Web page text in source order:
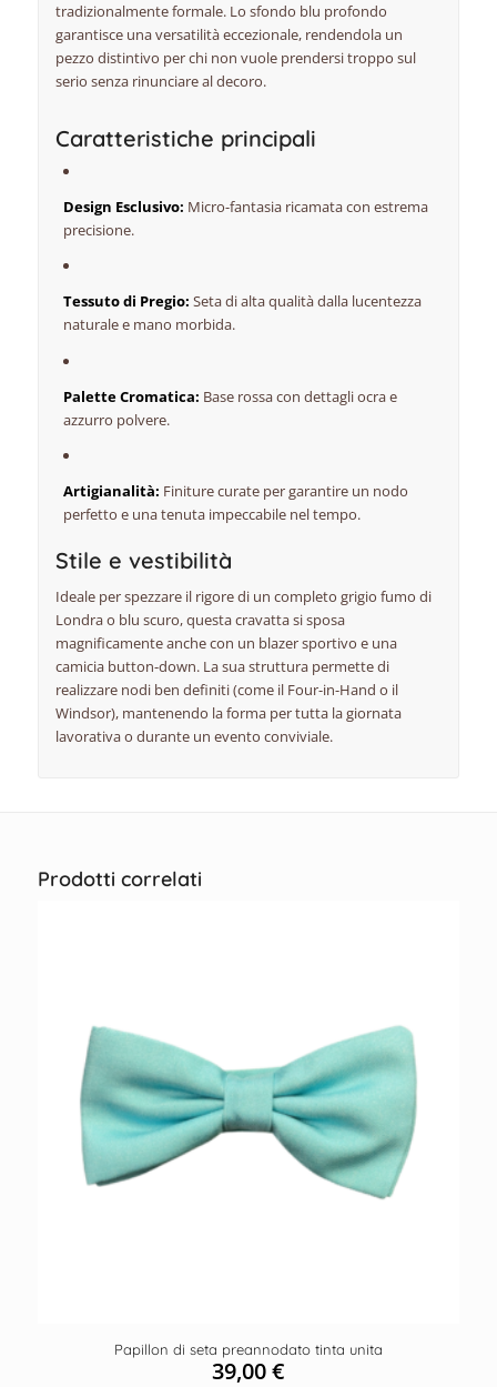
tradizionalmente formale. Lo sfondo blu profondo
garantisce una versatilità eccezionale, rendendola un
pezzo distintivo per chi non vuole prendersi troppo sul
serio senza rinunciare al decoro.
Caratteristiche principali
Design Esclusivo: Micro-fantasia ricamata con estrema
precisione.
Tessuto di Pregio: Seta di alta qualità dalla lucentezza
naturale e mano morbida.
Palette Cromatica: Base rossa con dettagli ocra e
azzurro polvere.
Artigianalità: Finiture curate per garantire un nodo
perfetto e una tenuta impeccabile nel tempo.
Stile e vestibilità
Ideale per spezzare il rigore di un completo grigio fumo di
Londra o blu scuro, questa cravatta si sposa
magnificamente anche con un blazer sportivo e una
camicia button-down. La sua struttura permette di
realizzare nodi ben definiti (come il Four-in-Hand o il
Windsor), mantenendo la forma per tutta la giornata
lavorativa o durante un evento conviviale.
Prodotti correlati
Papillon di seta preannodato tinta unita
39,00€